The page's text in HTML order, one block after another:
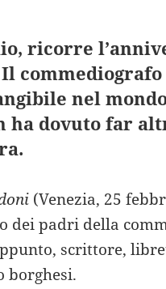
ricorre
nel
ha dovuto far
(Venezia, 25
dei padri della
scrittore,
borghesi.